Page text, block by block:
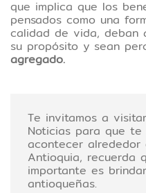
que implica que los
pensados como una
calidad de vida, deban
su propósito y sean
agregado.
Te invitamos a
Noticias para que
acontecer alrededor
Antioquia, recuerda
importante es
antioqueñas.